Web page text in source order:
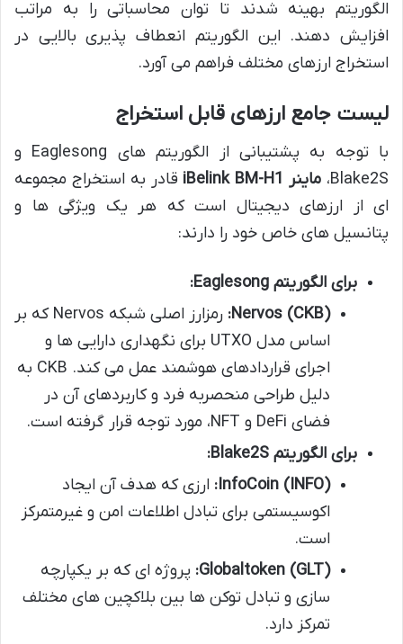
الگوریتم بهینه شدند تا توان محاسباتی را به مراتب
افزایش دهند. این الگوریتم انعطاف پذیری بالایی در
استخراج ارزهای مختلف فراهم می آورد.
لیست جامع ارزهای قابل استخراج
با توجه به پشتیبانی از الگوریتم های Eaglesong و
Blake2S، ماینر iBelink BM-H1
قادر به استخراج مجموعه
ای از ارزهای دیجیتال است که هر یک ویژگی ها و
پتانسیل های خاص خود را دارند:
برای الگوریتم Eaglesong:
Nervos (CKB):
رمزارز اصلی شبکه Nervos که بر
اساس مدل UTXO برای نگهداری دارایی ها و
اجرای قراردادهای هوشمند عمل می کند. CKB به
دلیل طراحی منحصربه فرد و کاربردهای آن در
فضای DeFi و NFT، مورد توجه قرار گرفته است.
برای الگوریتم Blake2S:
InfoCoin (INFO): ارزی که هدف آن ایجاد
اکوسیستمی برای تبادل اطلاعات امن و غیرمتمرکز
است.
Globaltoken (GLT): پروژه ای که بر یکپارچه
سازی و تبادل توکن ها بین بلاکچین های مختلف
تمرکز دارد.